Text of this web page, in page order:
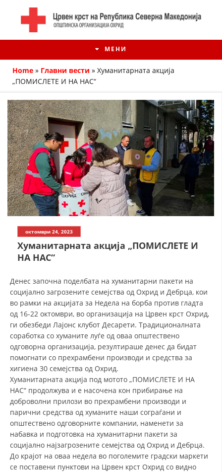
МЕНИ
ИСТОРИЈАТ НА ЦКРМ
ИСТОРИЈАТ НА ДВИЖЕЊЕТО
СТРУКТУРА НА ОРГАНИЗАЦИЈАТА
КОНТАКТ ИНФОРМАЦИИ
ЗАКОН ЗА ЦКРМ
СТАТУТ НА ЦКРМ
ОРГАНИЗАЦИЈА И РАЗВОЈ
РАКОВОДЕН ОДБОР
СОБРАНИЕ
СТРУКТУРА И ОРГАНИЗАЦИОНА ПОСТАВЕНОСТ
ДИСЕМИНАЦИЈА
Home » Главни вести » Хуманитарната акција
„ПОМИСЛЕТЕ И НА НАС“
октомври 24, 2023
Хуманитарната акција „ПОМИСЛЕТЕ И
НА НАС“
Денес започна поделбата на хуманитарни пакети на
социјално загрозените семејства од Охрид и Дебрца, кои
во рамки на акцијата за Недела на борба против гладта
од 16-22 октомври, во организација на Црвен крст Охрид,
ги обезбеди Лајонс клубот Десарети. Традиционалната
соработка со хуманите луѓе од оваа општествено
одговорна организација, резултираше денес да бидат
помогнати со прехрамбени производи и средства за
хигиена 30 семејства од Охрид.
Хуманитарната акција под мотото „ПОМИСЛЕТЕ И НА
НАС“ продолжува и е насочена кон прибирање на
доброволни прилози во прехрамбени производи и
парични средства од хуманите наши сограѓани и
општествено одговорните компании, наменети за
набавка и подготовка на хуманитарни пакети за
социјално најзагрозените семејства од Охрид и Дебрца.
До крајот на оваа недела во поголемите градски маркети
се поставени пунктови на Црвен крст Охрид со видно